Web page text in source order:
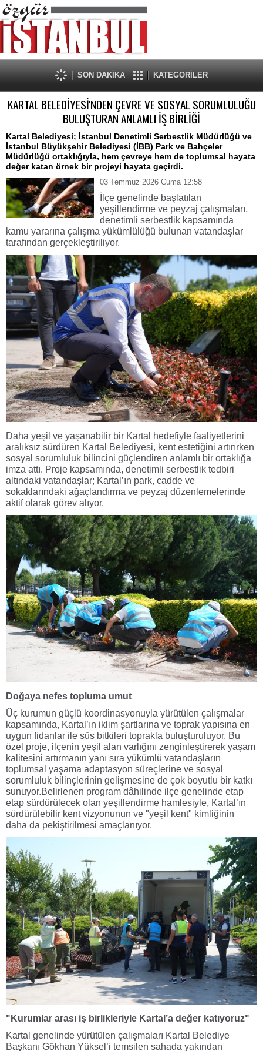
SON DAKİKA KATEGORİLER
KARTAL BELEDİYESİ'NDEN ÇEVRE VE SOSYAL SORUMLULUĞU
BULUŞTURAN ANLAMLI İŞ BİRLİĞİ
Kartal Belediyesi; İstanbul Denetimli Serbestlik Müdürlüğü ve
İstanbul Büyükşehir Belediyesi (İBB) Park ve Bahçeler
Müdürlüğü ortaklığıyla, hem çevreye hem de toplumsal hayata
değer katan örnek bir projeyi hayata geçirdi.
03 Temmuz 2026 Cuma 12:58
İlçe genelinde başlatılan
yeşillendirme ve peyzaj çalışmaları,
denetimli serbestlik kapsamında
kamu yararına çalışma yükümlülüğü bulunan vatandaşlar
tarafından gerçekleştiriliyor.
Daha yeşil ve yaşanabilir bir Kartal hedefiyle faaliyetlerini
aralıksız sürdüren Kartal Belediyesi, kent estetiğini artırırken
sosyal sorumluluk bilincini güçlendiren anlamlı bir ortaklığa
imza attı. Proje kapsamında, denetimli serbestlik tedbiri
altındaki vatandaşlar; Kartal’ın park, cadde ve
sokaklarındaki ağaçlandırma ve peyzaj düzenlemelerinde
aktif olarak görev alıyor.
Doğaya nefes topluma umut
Üç kurumun güçlü koordinasyonuyla yürütülen çalışmalar
kapsamında, Kartal’ın iklim şartlarına ve toprak yapısına en
uygun fidanlar ile süs bitkileri toprakla buluşturuluyor. Bu
özel proje, ilçenin yeşil alan varlığını zenginleştirerek yaşam
kalitesini artırmanın yanı sıra yükümlü vatandaşların
toplumsal yaşama adaptasyon süreçlerine ve sosyal
sorumluluk bilinçlerinin gelişmesine de çok boyutlu bir katkı
sunuyor.Belirlenen program dâhilinde ilçe genelinde etap
etap sürdürülecek olan yeşillendirme hamlesiyle, Kartal’ın
sürdürülebilir kent vizyonunun ve "yeşil kent" kimliğinin
daha da pekiştirilmesi amaçlanıyor.
"Kurumlar arası iş birlikleriyle Kartal’a değer katıyoruz"
Kartal genelinde yürütülen çalışmaları Kartal Belediye
Başkanı Gökhan Yüksel’i temsilen sahada yakından